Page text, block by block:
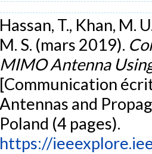
Hassan, T., Khan, M.
M. S. (mars 2019).
MIMO Antenna
[Communication
Antennas and
Poland (4 pages).
https://